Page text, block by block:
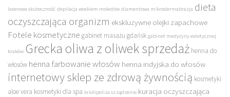
laserowa skuteczność depilacja woskiem mokotów diamentowa mikrodermabrazja dieta
oczyszczająca organizm ekskluzywne olejki zapachowe
Fotele kosmetyczne gabinet masażu gdańsk gabinet medycyny estetycznej
kraków Grecka oliwa z oliwek sprzedaż henna do
włosów henna farbowanie włosów henna indyjska do włosów
internetowy sklep ze zdrową żywnością kosmetyki
aloe vera kosmetyki dla spa kriolipoliza urządzenie kuracja oczyszczająca